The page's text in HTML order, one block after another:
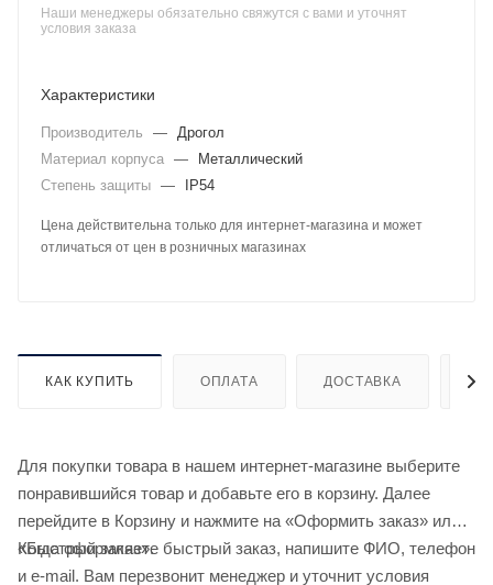
Наши менеджеры обязательно свяжутся с вами и уточнят
условия заказа
Характеристики
Производитель — Дрогол
Материал корпуса —
Металлический
Степень защиты — IP54
Цена действительна только для интернет-магазина и может
отличаться от цен в розничных магазинах
КАК КУПИТЬ ОПЛАТА ДОСТАВКА
Для покупки товара в нашем интернет-магазине выберите
понравившийся товар и добавьте его в корзину. Далее
перейдите в Корзину и нажмите на «Оформить заказ» или
«Быстрый заказ».
Когда оформляете быстрый заказ, напишите ФИО, телефон
и e-mail. Вам перезвонит менеджер и уточнит условия